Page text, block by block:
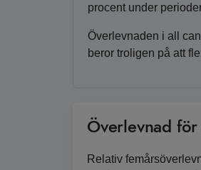
procent under
Överlevnaden i all
beror troligen på att
Överlevnad
Relativ